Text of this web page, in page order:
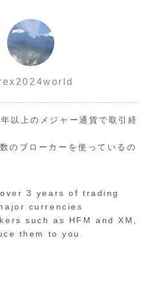
以上のメジャー通貨で取引経
のブローカーを使っているの
3 years of trading
currencies
such as HFM and XM,
them to you.